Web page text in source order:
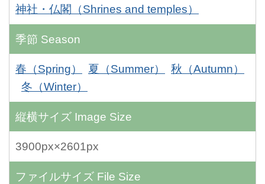
神社・仏閣（Shrines and temples）
季節 Season
春（Spring） 夏（Summer）
秋（Autumn）
冬（Winter）
縦横サイズ Image Size
3900px×2601px
ファイルサイズ File Size